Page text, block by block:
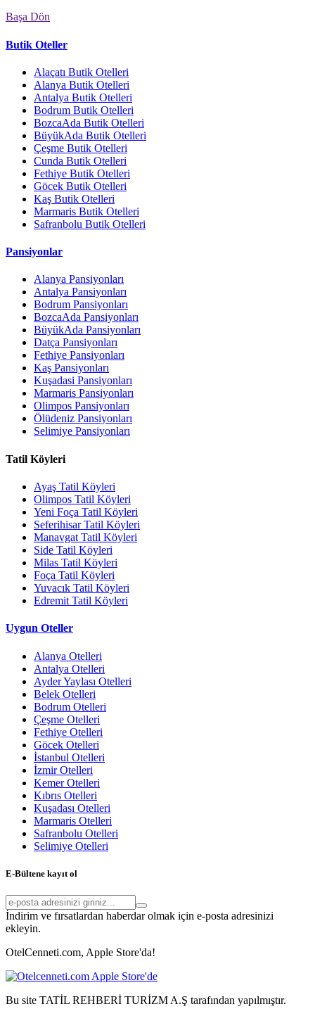
Başa Dön
Butik Oteller
Alaçatı Butik Otelleri
Alanya Butik Otelleri
Antalya Butik Otelleri
Bodrum Butik Otelleri
BozcaAda Butik Otelleri
BüyükAda Butik Otelleri
Çeşme Butik Otelleri
Cunda Butik Otelleri
Fethiye Butik Otelleri
Göcek Butik Otelleri
Kaş Butik Otelleri
Marmaris Butik Otelleri
Safranbolu Butik Otelleri
Pansiyonlar
Alanya Pansiyonları
Antalya Pansiyonları
Bodrum Pansiyonları
BozcaAda Pansiyonları
BüyükAda Pansiyonları
Datça Pansiyonları
Fethiye Pansiyonları
Kaş Pansiyonları
Kuşadasi Pansiyonları
Marmaris Pansiyonları
Olimpos Pansiyonları
Ölüdeniz Pansiyonları
Selimiye Pansiyonları
Tatil Köyleri
Ayaş Tatil Köyleri
Olimpos Tatil Köyleri
Yeni Foça Tatil Köyleri
Seferihisar Tatil Köyleri
Manavgat Tatil Köyleri
Side Tatil Köyleri
Milas Tatil Köyleri
Foça Tatil Köyleri
Yuvacık Tatil Köyleri
Edremit Tatil Köyleri
Uygun Oteller
Alanya Otelleri
Antalya Otelleri
Ayder Yaylası Otelleri
Belek Otelleri
Bodrum Otelleri
Çeşme Otelleri
Fethiye Otelleri
Göcek Otelleri
İstanbul Otelleri
İzmir Otelleri
Kemer Otelleri
Kıbrıs Otelleri
Kuşadası Otelleri
Marmaris Otelleri
Safranbolu Otelleri
Selimiye Otelleri
E-Bültene kayıt ol
İndirim ve fırsatlardan haberdar olmak için e-posta adresinizi
ekleyin.
OtelCenneti.com, Apple Store'da!
Bu site TATİL REHBERİ TURİZM A.Ş tarafından yapılmıştır.